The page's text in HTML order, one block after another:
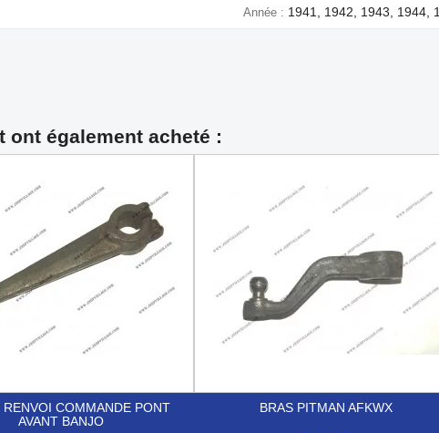
Année 1941, 1942, 1943, 1944,
également acheté :
RENVOI COMMANDE PONT
AVANT BANJO
BRAS PITMAN AFKWX